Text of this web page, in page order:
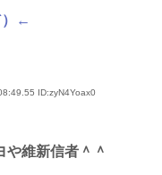
`）←
ID:zyN4Yoax0
や維新信者＾＾